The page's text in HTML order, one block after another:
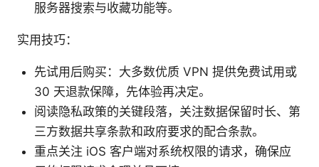
服务器搜索与收藏功能等。
实用技巧：
先试用后购买：大多数优质 VPN 提供免费试用或
30 天退款保障，先体验再决定。
阅读隐私政策的关键段落，关注数据保留时长、第
三方数据共享条款和政府要求的配合条款。
重点关注 iOS 客户端对系统权限的请求，确保应